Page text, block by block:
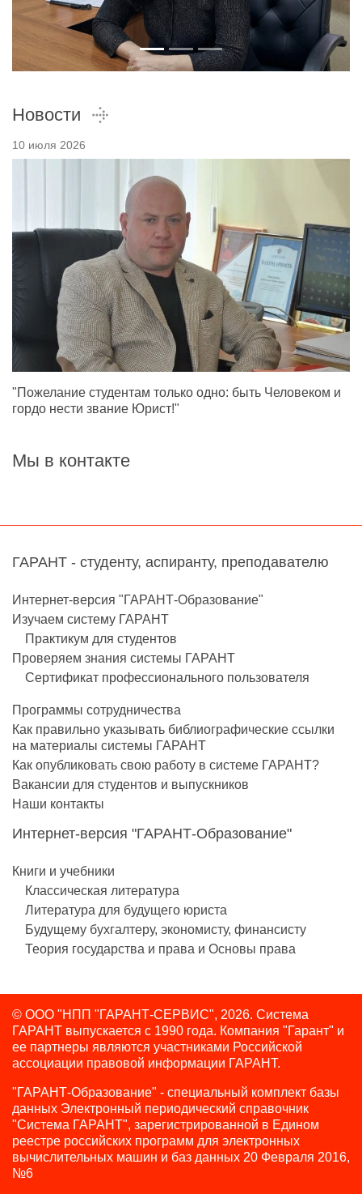
Новости
10 июля 2026
"Пожелание студентам только одно: быть Человеком и
гордо нести звание Юрист!"
Мы в контакте
ГАРАНТ - студенту, аспиранту, преподавателю
Интернет-версия "ГАРАНТ-Образование"
Изучаем систему ГАРАНТ
Практикум для студентов
Проверяем знания системы ГАРАНТ
Сертификат профессионального пользователя
Программы сотрудничества
Как правильно указывать библиографические ссылки
на материалы системы ГАРАНТ
Как опубликовать свою работу в системе ГАРАНТ?
Вакансии для студентов и выпускников
Наши контакты
Интернет-версия "ГАРАНТ-Образование"
Книги и учебники
Классическая литература
Литература для будущего юриста
Будущему бухгалтеру, экономисту, финансисту
Теория государства и права и Основы права
© ООО "НПП "ГАРАНТ-СЕРВИС", 2026. Система
ГАРАНТ выпускается с 1990 года. Компания "Гарант" и
ее партнеры являются участниками Российской
ассоциации правовой информации ГАРАНТ.
"ГАРАНТ-Образование" - специальный комплект базы
данных Электронный периодический справочник
"Система ГАРАНТ", зарегистрированной в Едином
реестре российских программ для электронных
вычислительных машин и баз данных 20 Февраля 2016,
№6